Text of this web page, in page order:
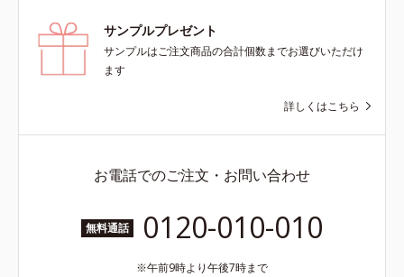
サンプルプレゼント
サンプルはご注文商品の合計個数までお選びいただけ
ます
詳しくはこちら
お電話でのご注文・お問い合わせ
無料通話 0120-010-010
午前9時より午後7時まで